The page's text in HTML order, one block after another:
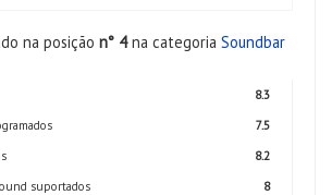
na posição n° 4na categoria Soundbar
8.3
7.5
8.2
suportados
8